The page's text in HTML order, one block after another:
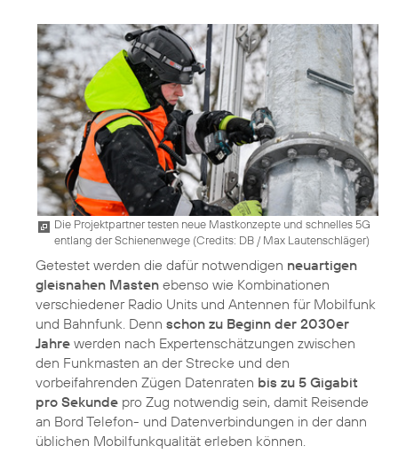
Die Projektpartner testen neue Mastkonzepte und schnelles 5G
entlang der Schienenwege (Credits: DB / Max Lautenschläger)
Getestet werden die dafür notwendigen neuartigen
gleisnahen Masten ebenso wie Kombinationen
verschiedener Radio Units und Antennen für Mobilfunk
und Bahnfunk. Denn schon zu Beginn der 2030er
Jahre werden nach Expertenschätzungen zwischen
den Funkmasten an der Strecke und den
vorbeifahrenden Zügen Datenraten bis zu 5 Gigabit
pro Sekunde pro Zug notwendig sein, damit Reisende
an Bord Telefon- und Datenverbindungen in der dann
üblichen Mobilfunkqualität erleben können.